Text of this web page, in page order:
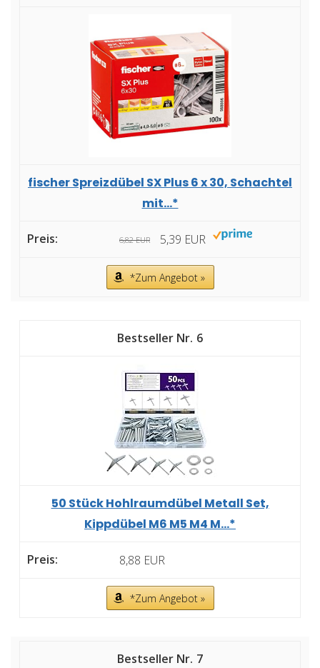
fischer Spreizdübel SX Plus 6 x 30, Schachtel
mit...*
6,82 EUR 5,39 EUR
*Zum Angebot »
6
50 Stück Hohlraumdübel Metall Set,
Kippdübel M6 M5 M4 M...*
8,88 EUR
*Zum Angebot »
7